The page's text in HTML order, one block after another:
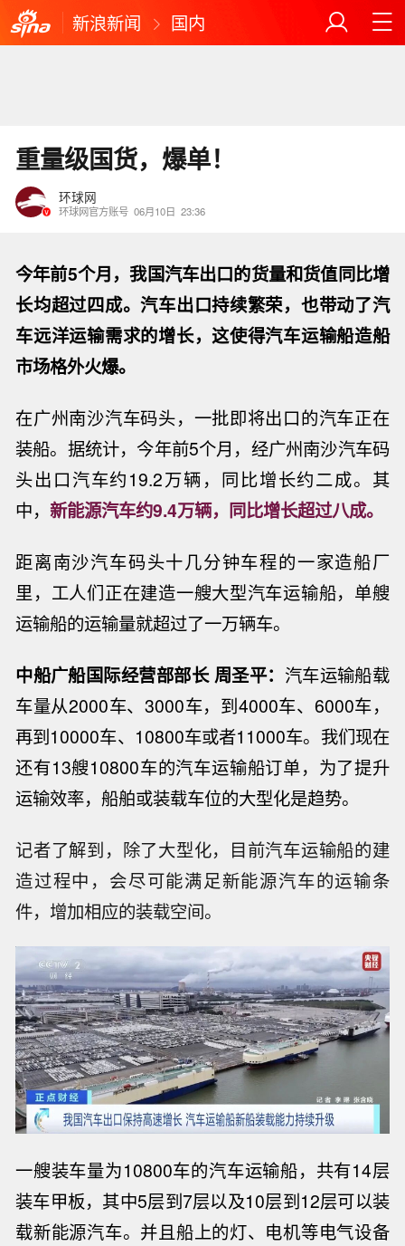
新浪新闻 国内
重量级国货，爆单！
环球网
环球网官方账号 06月10日 23:36
今年前5个月，我国汽车出口的货量和货值同比增
长均超过四成。汽车出口持续繁荣，也带动了汽
车远洋运输需求的增长，这使得汽车运输船造船
市场格外火爆。
在广州南沙汽车码头，一批即将出口的汽车正在
装船。据统计，今年前5个月，经广州南沙汽车码
头出口汽车约19.2万辆，同比增长约二成。其
中，新能源汽车约9.4万辆，同比增长超过八成。
距离南沙汽车码头十几分钟车程的一家造船厂
里，工人们正在建造一艘大型汽车运输船，单艘
运输船的运输量就超过了一万辆车。
中船广船国际经营部部长 周圣平： 汽车运输船载
车量从2000车、3000车，到4000车、6000车，
再到10000车、10800车或者11000车。我们现在
还有13艘10800车的汽车运输船订单，为了提升
运输效率，船舶或装载车位的大型化是趋势。
记者了解到，除了大型化，目前汽车运输船的建
造过程中，会尽可能满足新能源汽车的运输条
件，增加相应的装载空间。
一艘装车量为10800车的汽车运输船，共有14层
装车甲板，其中5层到7层以及10层到12层可以装
载新能源汽车。并且船上的灯、电机等电气设备